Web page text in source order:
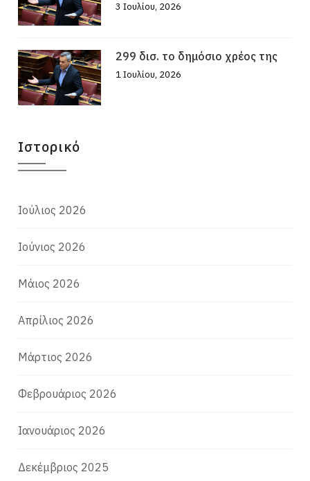
3 Ιουλίου, 2026
299 δισ. το δημόσιο χρέος της
1 Ιουλίου, 2026
Ιστορικό
Ιούλιος 2026
Ιούνιος 2026
Μάιος 2026
Απρίλιος 2026
Μάρτιος 2026
Φεβρουάριος 2026
Ιανουάριος 2026
Δεκέμβριος 2025